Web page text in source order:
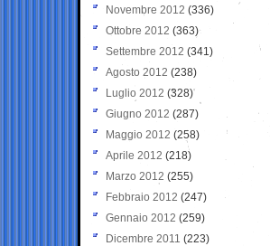
Novembre 2012 (336)
Ottobre 2012 (363)
Settembre 2012 (341)
Agosto 2012 (238)
Luglio 2012 (328)
Giugno 2012 (287)
Maggio 2012 (258)
Aprile 2012 (218)
Marzo 2012 (255)
Febbraio 2012 (247)
Gennaio 2012 (259)
Dicembre 2011 (223)